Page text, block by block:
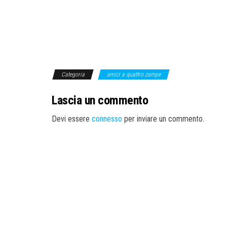
Categoria amici a quattro zampe
Lascia un commento
Devi essere connesso per inviare un commento.